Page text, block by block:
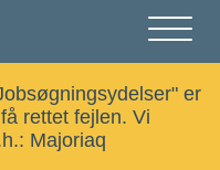
luk
er
rettet fejlen. Vi
Majoriaq